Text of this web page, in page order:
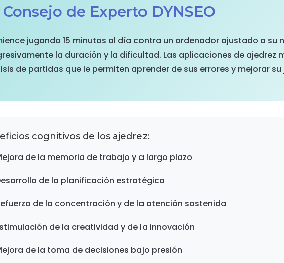
Consejo de Experto DYNSEO
jugando 15 minutos al día contra un ordenador ajustado a su
la duración y la dificultad. Las aplicaciones de ajedrez
de partidas que le permiten aprender de sus errores y mejorar
cognitivos de los ajedrez:
de la memoria de trabajo y a largo plazo
de la planificación estratégica
de la concentración y de la atención sostenida
de la creatividad y de la innovación
de la toma de decisiones bajo presión